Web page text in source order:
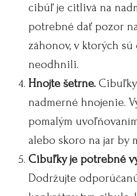
cibúľ je citlivá na
potrebné dať pozor
záhonov, v ktorých
neodhnili.
Hnojte šetrne.
nadmerné hnojenie.
pomalým
alebo skoro na jar by
Cibuľky je potrebné
Dodržujte